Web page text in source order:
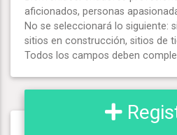
aficionados, personas
No se seleccionará lo siguiente:
sitios en construcción, sitios de
Todos los campos deben